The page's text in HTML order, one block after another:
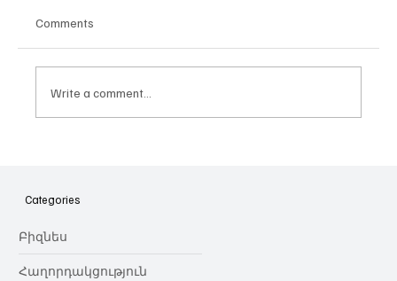
նվիրում որոշում
Comments
Write a comment...
Categories
Բիզնես
Հաղորդակցություն